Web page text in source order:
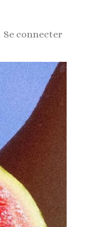
Se connecter